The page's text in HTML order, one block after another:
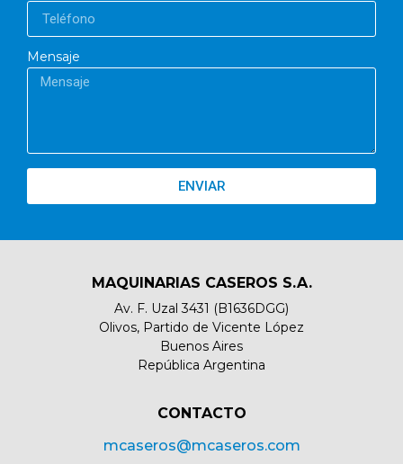
Mensaje
ENVIAR
MAQUINARIAS CASEROS S.A.
Av. F. Uzal 3431 (B1636DGG)
Olivos, Partido de Vicente López
Buenos Aires
República Argentina
CONTACTO​
mcaseros@mcaseros.com